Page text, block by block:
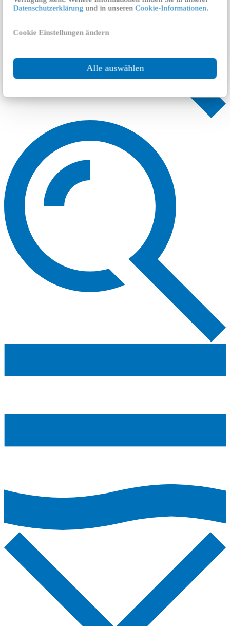
Datenschutzerklärung und in unserenCookie-Informationen.
Cookie Einstellungen ändern
Alle auswählen